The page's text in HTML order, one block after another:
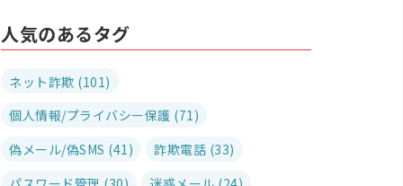
人気のあるタグ
ネット詐欺 (101)
個人情報/プライバシー保護 (71)
偽メール/偽SMS (41)
詐欺電話 (33)